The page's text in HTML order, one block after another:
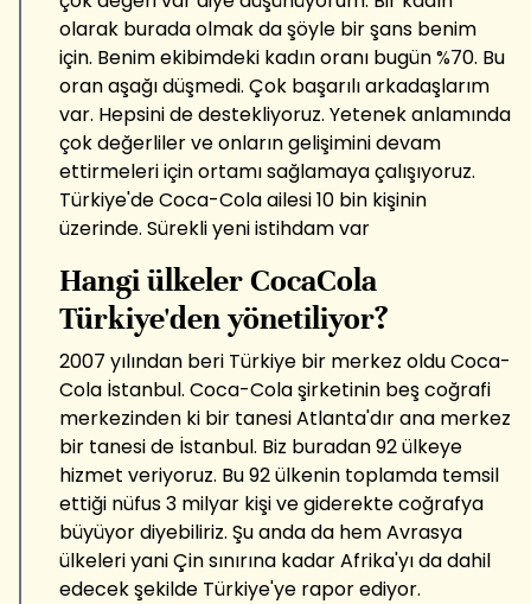
olarak burada olmak da şöyle bir şans benim
için. Benim ekibimdeki kadın oranı bugün %70. Bu
oran aşağı düşmedi. Çok başarılı arkadaşlarım
var. Hepsini de destekliyoruz. Yetenek anlamında
çok değerliler ve onların gelişimini devam
ettirmeleri için ortamı sağlamaya çalışıyoruz.
Türkiye'de Coca-Cola ailesi 10 bin kişinin
üzerinde. Sürekli yeni istihdam var
Hangi ülkeler CocaCola
Türkiye'den yönetiliyor?
2007 yılından beri Türkiye bir merkez oldu Coca-
Cola İstanbul. Coca-Cola şirketinin beş coğrafi
merkezinden ki bir tanesi Atlanta'dır ana merkez
bir tanesi de İstanbul. Biz buradan 92 ülkeye
hizmet veriyoruz. Bu 92 ülkenin toplamda temsil
ettiği nüfus 3 milyar kişi ve giderekte coğrafya
büyüyor diyebiliriz. Şu anda da hem Avrasya
ülkeleri yani Çin sınırına kadar Afrika'yı da dahil
edecek şekilde Türkiye'ye rapor ediyor.